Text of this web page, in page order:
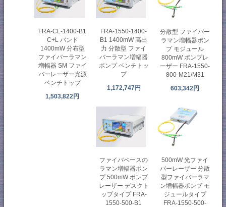
FRA-CL-1400-B1
C+L バンド
1400mW 分布型
ファイバーラマン
増幅器 SM ファイ
バーレーザー光源
ベンチトップ
1,503,822円
FRA-1550-1400-
B1 1400mW 高出
力 分散型 ファイ
バーラマン増幅器
ポンプ ベンチトッ
プ
1,172,747円
分散型 ファイバー
ラマン増幅器ポン
プ モジュール
800mW ポンプレ
ーザー FRA-1550-
800-M21/M31
603,342円
ファイバベースの
ラマン増幅器ポン
プ 500mW ポンプ
レーザー デスクト
ップタイプ FRA-
1550-500-B1
500mW 光ファイ
バーレーザー 分散
型ファイバーラマ
ン増幅器ポンプ モ
ジュールタイプ
FRA-1550-500-